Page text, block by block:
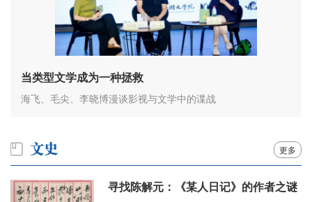
当类型文学成为一种拯救
海飞、毛尖、李晓博漫谈影视与文学中的谍战
更多
寻找陈解元：《某人日记》的作者之谜